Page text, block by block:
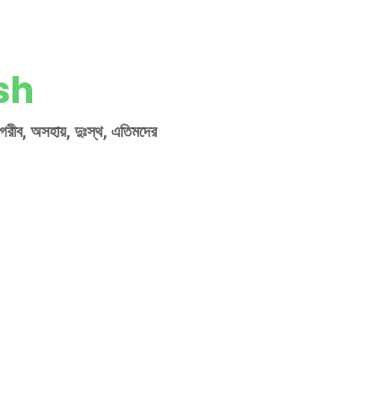
গরীব, অসহায়, দুঃস্থ, এতিমদের